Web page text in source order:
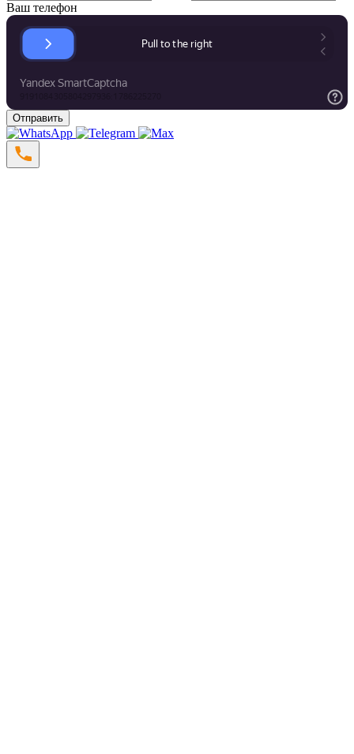
Ваш телефон